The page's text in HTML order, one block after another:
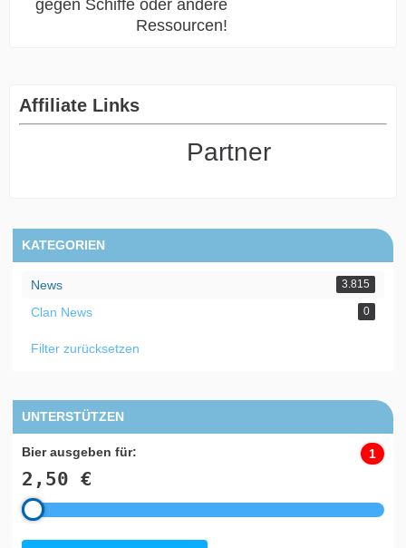
gegen Schiffe oder andere
Ressourcen!
Affiliate Links
Partner
KATEGORIEN
News 3.815
Clan News 0
Filter zurücksetzen
UNTERSTÜTZEN
Bier ausgeben für:
2,50 €
1